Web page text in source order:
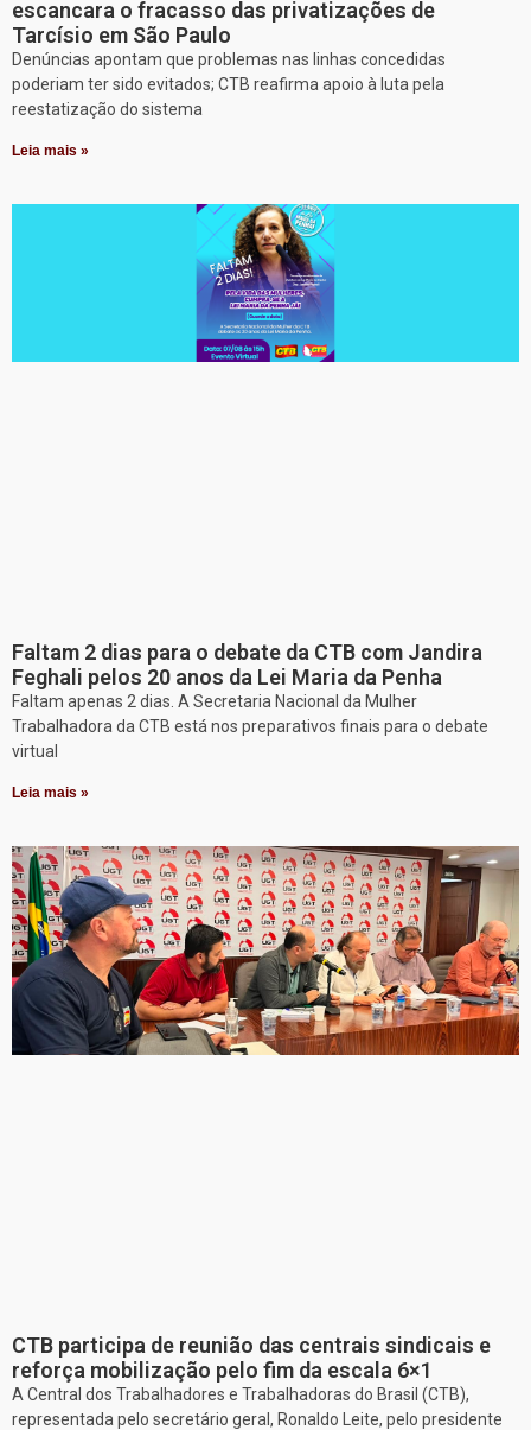
escancara o fracasso das privatizações de
Tarcísio em São Paulo
Denúncias apontam que problemas nas linhas concedidas
poderiam ter sido evitados; CTB reafirma apoio à luta pela
reestatização do sistema
Leia mais »
Faltam 2 dias para o debate da CTB com Jandira
Feghali pelos 20 anos da Lei Maria da Penha
Faltam apenas 2 dias. A Secretaria Nacional da Mulher
Trabalhadora da CTB está nos preparativos finais para o debate
virtual
Leia mais »
CTB participa de reunião das centrais sindicais e
reforça mobilização pelo fim da escala 6×1
A Central dos Trabalhadores e Trabalhadoras do Brasil (CTB),
representada pelo secretário geral, Ronaldo Leite, pelo presidente